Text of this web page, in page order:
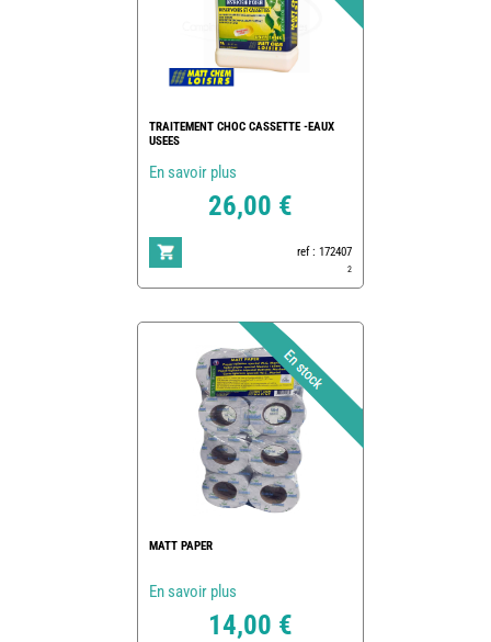
TRAITEMENT CHOC CASSETTE -EAUX
USEES
En savoir plus
26,00 €
ref : 172407
2
MATT PAPER
En savoir plus
14,00 €